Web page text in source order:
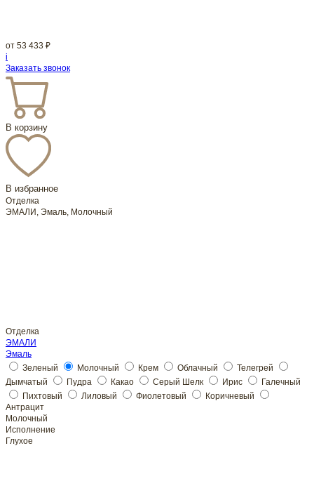
от 53 433 ₽
i
Заказать звонок
В корзину
В избранное
Отделка
ЭМАЛИ, Эмаль, Молочный
Отделка
ЭМАЛИ
Эмаль
Молочный
Молочный
Исполнение
Глухое